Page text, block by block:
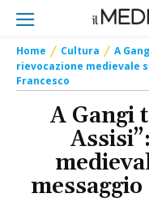
Home Cultura
A
rievocazione medievale
Francesco
A Gangi